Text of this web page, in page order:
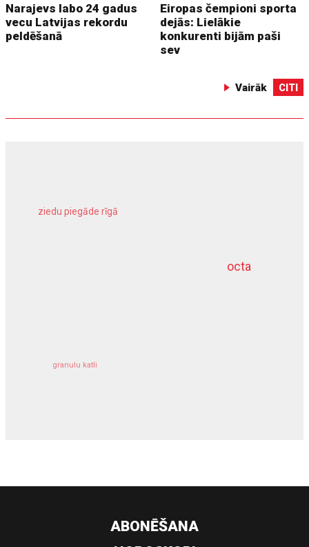
Narajevs labo 24 gadus
vecu Latvijas rekordu
peldēšanā
Eiropas čempioni sporta
dejās: Lielākie
konkurenti bijām paši
sev
Vairāk CITI
octa
ziedu piegāde rīgā
granulu katli
dziļurbums
ABONĒŠANA